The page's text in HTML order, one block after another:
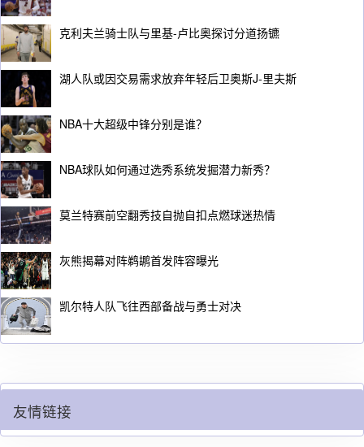
克利夫兰骑士队与里基-卢比奥探讨分道扬镳
湖人队或因交易需求放弃年轻后卫奥斯J-里夫斯
NBA十大超级中锋分别是谁？
NBA球队如何通过选秀系统发掘潜力新秀？
莫兰特赛前空翻秀技自抛自扣点燃球迷热情
灰熊揭幕对阵鹈鹕首发阵容曝光
凯尔特人队飞往西部备战与勇士对决
友情链接